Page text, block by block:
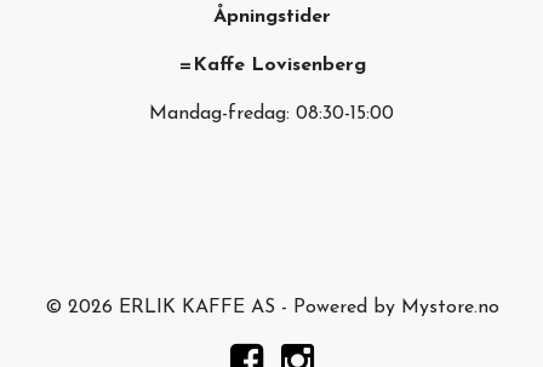
Åpningstider
=Kaffe Lovisenberg
Mandag-fredag: 08:30-15:00
© 2026 ERLIK KAFFE AS - Powered by Mystore.no